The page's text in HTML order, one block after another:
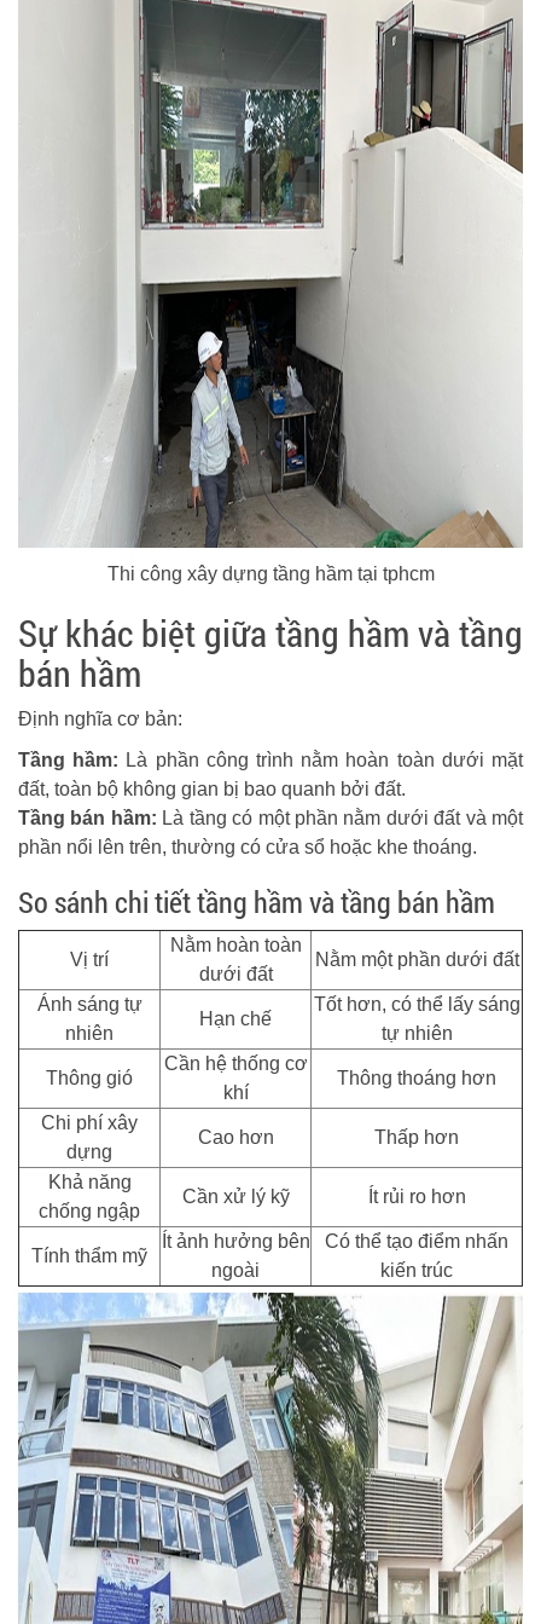
Thi công xây dựng tầng hầm tại tphcm
Sự khác biệt giữa tầng hầm và tầng
bán hầm
Định nghĩa cơ bản:
Tầng hầm: Là phần công trình nằm hoàn toàn dưới mặt
đất, toàn bộ không gian bị bao quanh bởi đất.
Tầng bán hầm: Là tầng có một phần nằm dưới đất và một
phần nổi lên trên, thường có cửa sổ hoặc khe thoáng.
So sánh chi tiết tầng hầm và tầng bán hầm
Vị trí
Nằm hoàn toàn
dưới đất
Nằm một phần dưới đất
Ánh sáng tự
nhiên
Hạn chế
Tốt hơn, có thể lấy sáng
tự nhiên
Thông gió
Cần hệ thống cơ
khí
Thông thoáng hơn
Chi phí xây
dựng
Cao hơn Thấp hơn
Khả năng
chống ngập
Cần xử lý kỹ Ít rủi ro hơn
Tính thẩm mỹ
Ít ảnh hưởng bên
ngoài
Có thể tạo điểm nhấn
kiến trúc